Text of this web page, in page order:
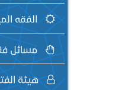
الفقه
مسائل
هيئة